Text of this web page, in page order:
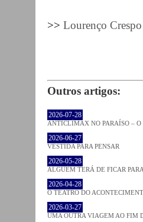
>> Lourenço
Outros artigos:
2026-07-28
ANTICLÍMAX NO PARAÍSO –
2026-06-27
VESTIDA PARA PENSAR
2026-05-28
ALGUÉM TERÁ DE FICAR
2026-04-28
O TEATRO DO
2026-03-27
UMA OUTRA VIAGEM AO FIM